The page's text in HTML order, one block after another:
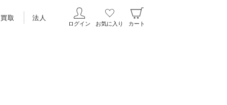
買取 法人
ログイン お気に入り カート